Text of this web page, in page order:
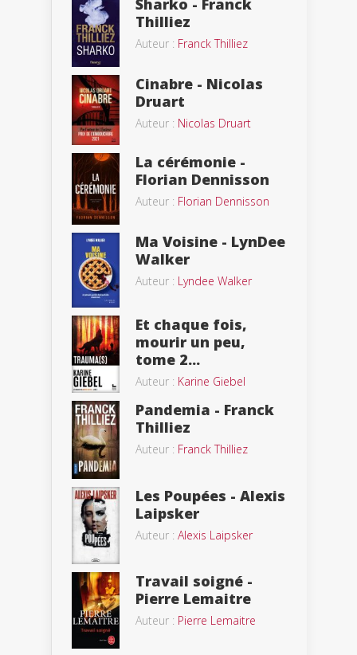
Sharko - Franck
Thilliez
Auteur : Franck Thilliez
Cinabre - Nicolas
Druart
Auteur : Nicolas Druart
La cérémonie -
Florian Dennisson
Auteur : Florian Dennisson
Ma Voisine - LynDee
Walker
Auteur : Lyndee Walker
Et chaque fois,
mourir un peu,
tome 2...
Auteur : Karine Giebel
Pandemia - Franck
Thilliez
Auteur : Franck Thilliez
Les Poupées - Alexis
Laipsker
Auteur : Alexis Laipsker
Travail soigné -
Pierre Lemaitre
Auteur : Pierre Lemaitre